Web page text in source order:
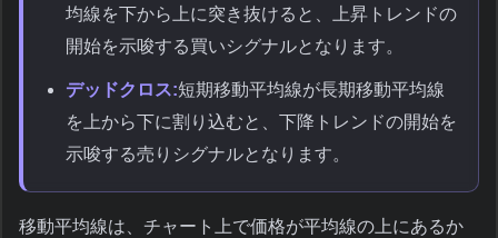
均線を下から上に突き抜けると、上昇トレンドの
開始を示唆する買いシグナルとなります。
デッドクロス:短期移動平均線が長期移動平均線
を上から下に割り込むと、下降トレンドの開始を
示唆する売りシグナルとなります。
移動平均線は、チャート上で価格が平均線の上にあるか